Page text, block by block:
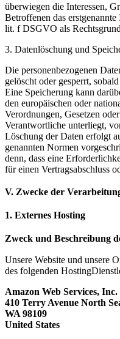
überwiegen die Interessen,
Betroffenen das
lit. f DSGVO als
3. Datenlöschung und
Die personenbezogenen
gelöscht oder gesperrt,
Eine Speicherung kann
den europäischen oder
Verordnungen, Gesetzen
Verantwortliche unterliegt,
Löschung der Daten erfolgt
genannten Normen
denn, dass eine
für einen Vertragsabschluss
V. Zwecke der
1. Externes Hosting
Zweck und Beschreibung
Unsere Website und unsere
des folgenden
Amazon Web Services, Inc.
410 Terry Avenue North
WA 98109
United States